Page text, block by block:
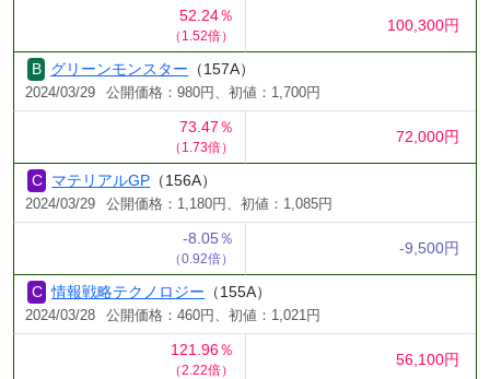
52.24％
（1.52倍）
100,300円
グリーンモンスター （157A）
2024/03/29 公開価格：980円、初値：1,700円
73.47％
（1.73倍）
72,000円
マテリアルGP （156A）
2024/03/29 公開価格：1,180円、初値：1,085円
-8.05％
（0.92倍）
-9,500円
情報戦略テクノロジー （155A）
2024/03/28 公開価格：460円、初値：1,021円
121.96％
（2.22倍）
56,100円